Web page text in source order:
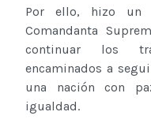
Por ello, hizo un
Comandanta
continuar los
encaminados a
una nación con
igualdad.